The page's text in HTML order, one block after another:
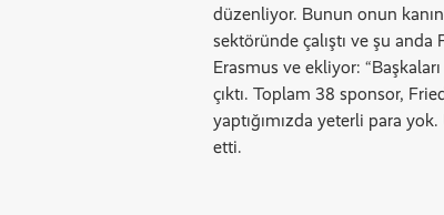
düzenliyor. Bunun onun
sektöründe çalıştı ve şu
Erasmus ve ekliyor:
çıktı. Toplam 38 sponsor,
yaptığımızda yeterli para
etti.